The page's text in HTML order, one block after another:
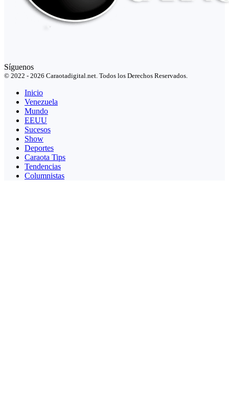
Síguenos
© 2022 - 2026 Caraotadigital.net. Todos los Derechos Reservados.
Inicio
Venezuela
Mundo
EEUU
Sucesos
Show
Deportes
Caraota Tips
Tendencias
Columnistas